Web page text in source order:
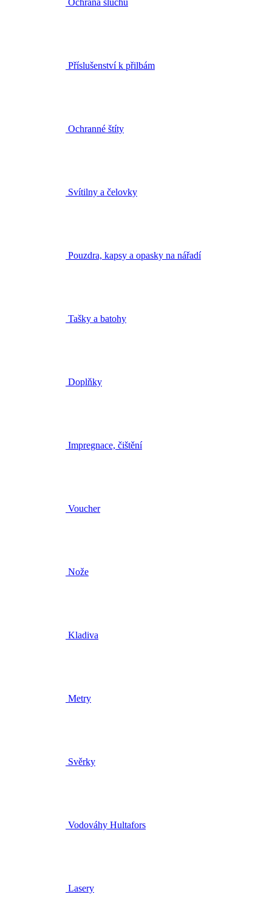
Ochrana sluchu
Příslušenství k přilbám
Ochranné štíty
Svítilny a čelovky
Pouzdra, kapsy a opasky na nářadí
Tašky a batohy
Doplňky
Impregnace, čištění
Voucher
Nože
Kladiva
Metry
Svěrky
Vodováhy Hultafors
Lasery